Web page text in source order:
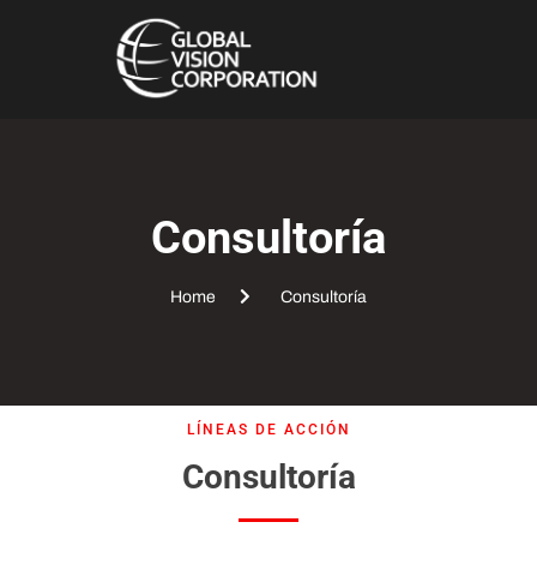
Consultoría
Home Consultoría
LÍNEAS DE ACCIÓN
Consultoría